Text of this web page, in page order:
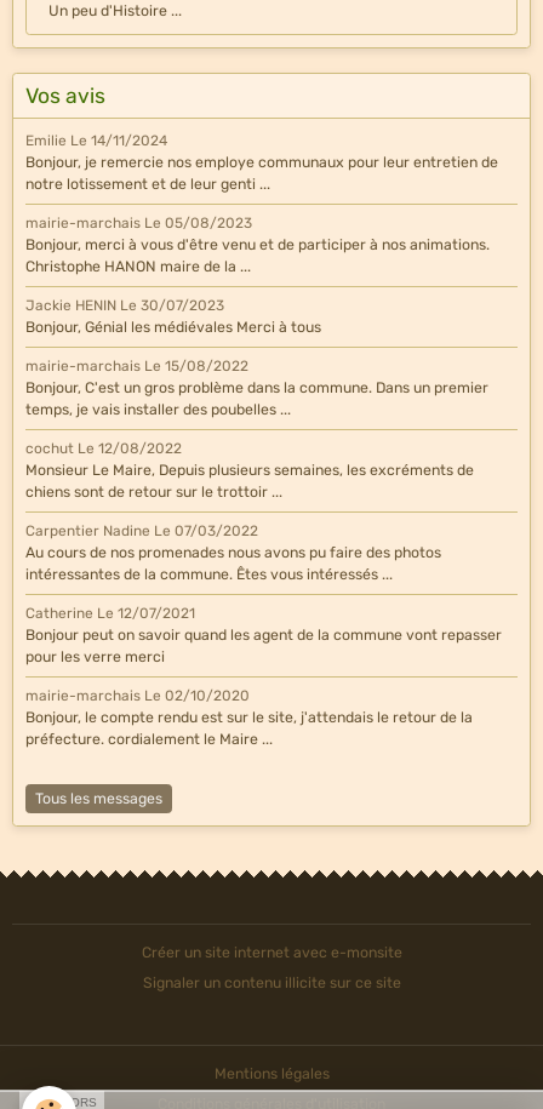
Un peu d'Histoire ...
Vos avis
Emilie Le 14/11/2024
Bonjour, je remercie nos employe communaux pour leur entretien de
notre lotissement et de leur genti ...
mairie-marchais Le 05/08/2023
Bonjour, merci à vous d'être venu et de participer à nos animations.
Christophe HANON maire de la ...
Jackie HENIN Le 30/07/2023
Bonjour, Génial les médiévales Merci à tous
mairie-marchais Le 15/08/2022
Bonjour, C'est un gros problème dans la commune. Dans un premier
temps, je vais installer des poubelles ...
cochut Le 12/08/2022
Monsieur Le Maire, Depuis plusieurs semaines, les excréments de
chiens sont de retour sur le trottoir ...
Carpentier Nadine Le 07/03/2022
Au cours de nos promenades nous avons pu faire des photos
intéressantes de la commune. Êtes vous intéressés ...
Catherine Le 12/07/2021
Bonjour peut on savoir quand les agent de la commune vont repasser
pour les verre merci
mairie-marchais Le 02/10/2020
Bonjour, le compte rendu est sur le site, j'attendais le retour de la
préfecture. cordialement le Maire ...
Tous les messages
Créer un site internet avec e-monsite
Signaler un contenu illicite sur ce site
Mentions légales
SPONSORS